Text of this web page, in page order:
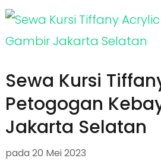
Sewa Kursi
Petogogan
Jakarta Selatan
pada 20 Mei 2023